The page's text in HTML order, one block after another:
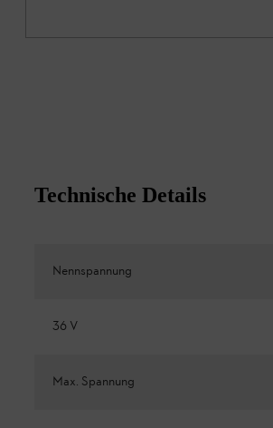
Technische Details
Nennspannung
36 V
Max. Spannung